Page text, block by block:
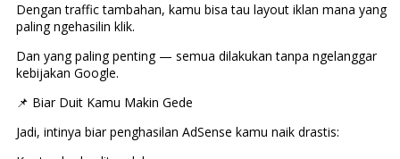
Dengan traffic tambahan, kamu bisa tau layout iklan mana yang
paling ngehasilin klik.
Dan yang paling penting — semua dilakukan tanpa ngelanggar
kebijakan Google.
📌 Biar Duit Kamu Makin Gede
Jadi, intinya biar penghasilan AdSense kamu naik drastis: